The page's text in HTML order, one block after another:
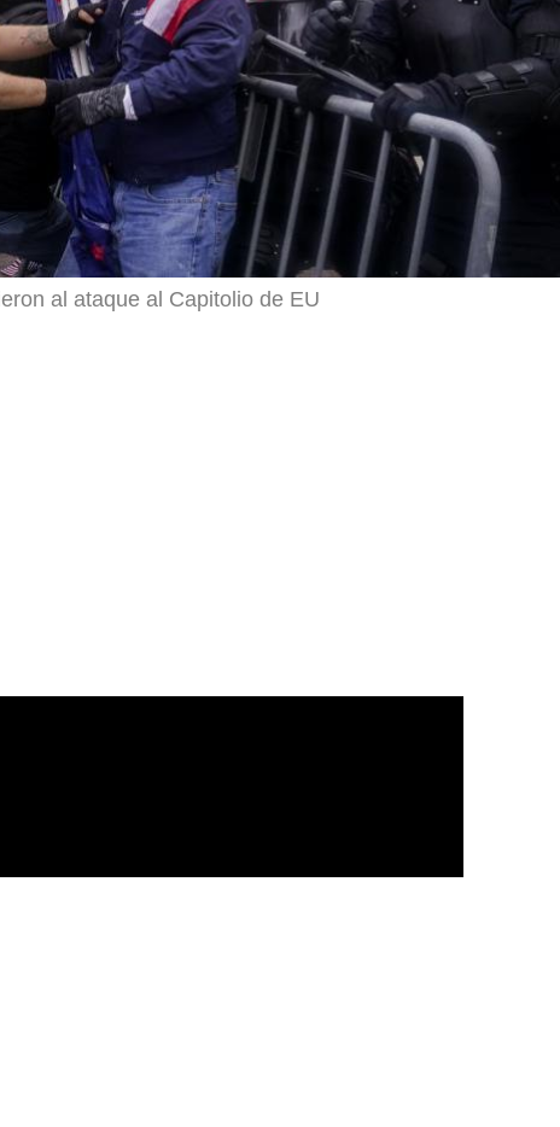
al ataque al Capitolio de EU